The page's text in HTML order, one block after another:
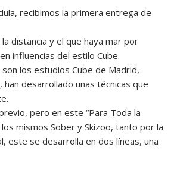
recibimos la primera entrega de
distancia y el que haya mar por
influencias del estilo Cube.
los estudios Cube de Madrid,
desarrollado unas técnicas que
pero en este “Para Toda la
mismos Sober y Skizoo, tanto por la
este se desarrolla en dos líneas, una